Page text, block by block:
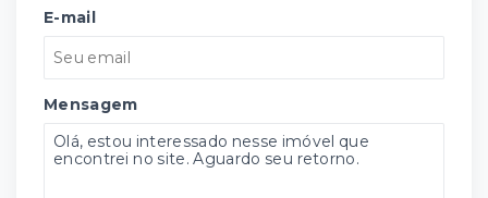
E-mail
Mensagem